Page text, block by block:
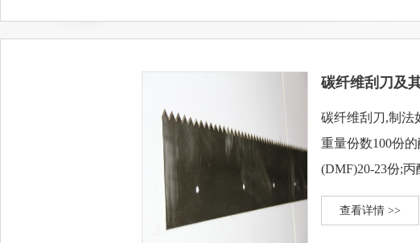
碳纤维刮刀及
碳纤维刮刀,制法
重量份数100份
(DMF)20-23份;丙
查看详情 >>